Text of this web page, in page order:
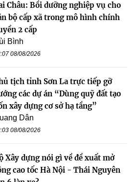
Châu: Bồi dưỡng nghiệp vụ cho
bộ cấp xã trong mô hình chính
2 cấp
Bình
08/08/2026
tịch tỉnh Sơn La trực tiếp gỡ
các dự án “Dùng quỹ đất tạo
xây dựng cơ sở hạ tầng”
Dân
08/08/2026
Xây dựng nói gì về đề xuất mở
cao tốc Hà Nội - Thái Nguyên